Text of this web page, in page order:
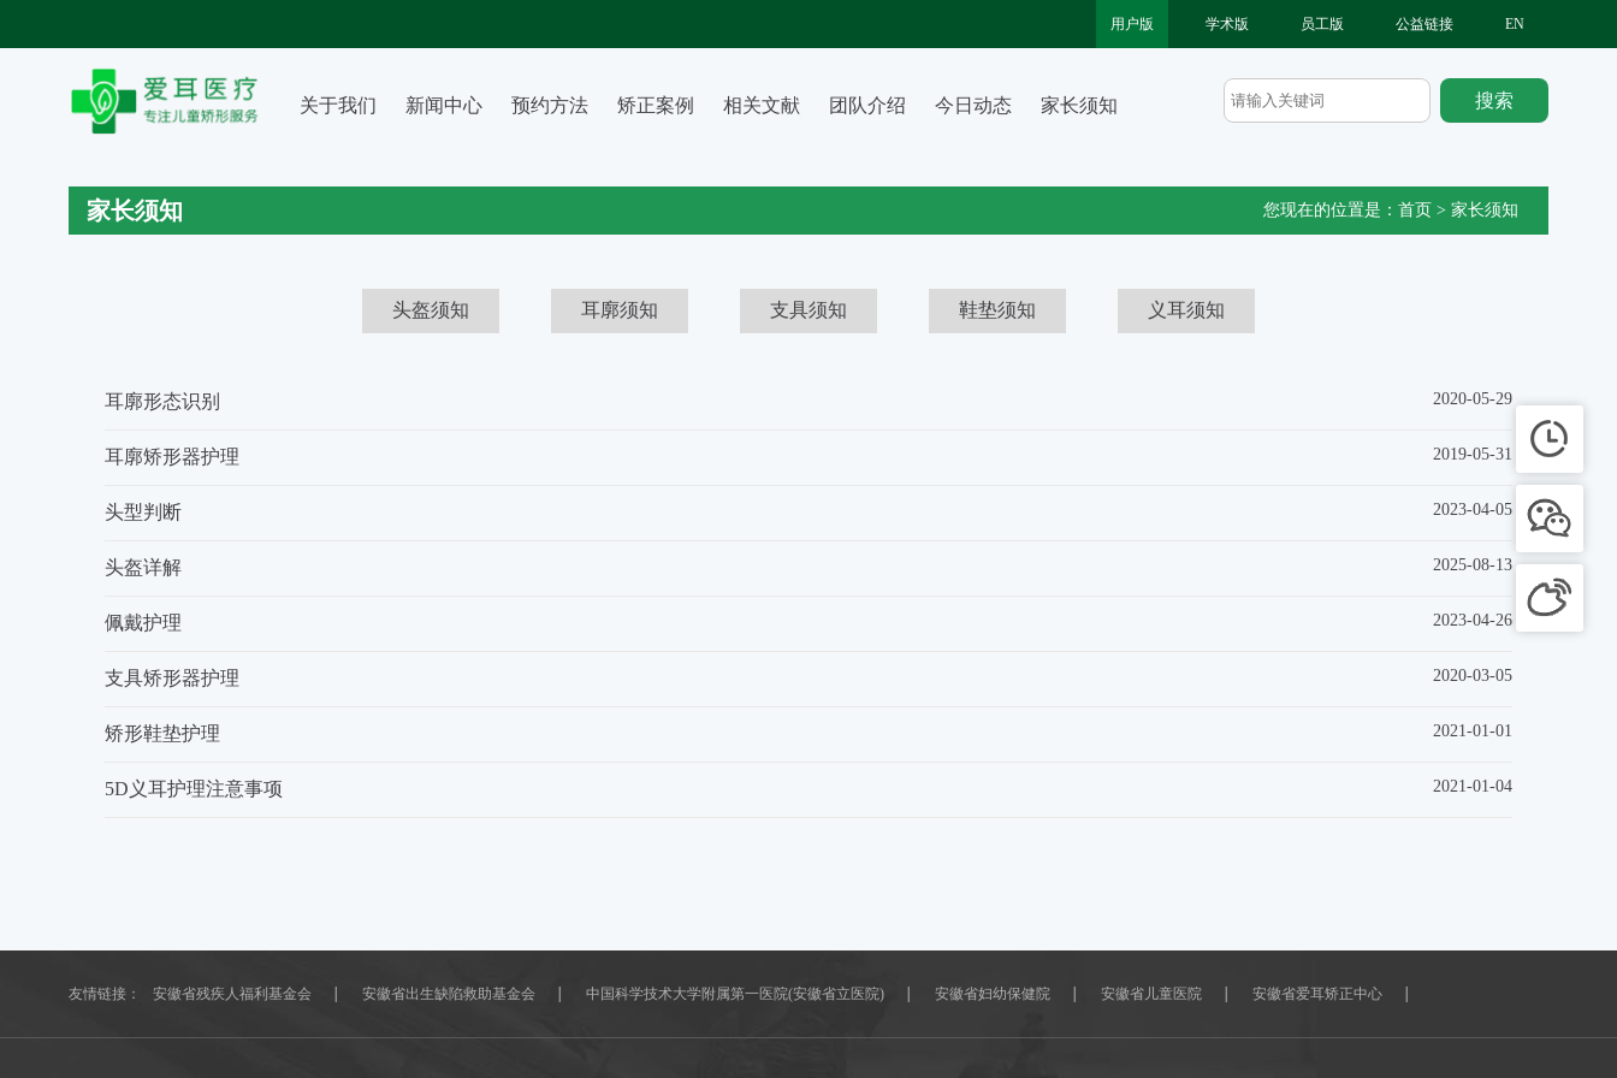
用户版 学术版 员工版 公益链接 EN
关于我们 新闻中心 预约方法 矫正案例 相关文献 团队介绍 今日动态 家长须知
家长须知 您现在的位置是： 首页 > 家长须知
头盔须知 耳廓须知 支具须知 鞋垫须知 义耳须知
耳廓形态识别 2020-05-29
耳廓矫形器护理 2019-05-31
头型判断 2023-04-05
头盔详解 2025-08-13
佩戴护理 2023-04-26
支具矫形器护理 2020-03-05
矫形鞋垫护理 2021-01-01
5D义耳护理注意事项 2021-01-04
友情链接： 安徽省残疾人福利基金会 安徽省出生缺陷救助基金会 中国科学技术大学附属第一医院(安徽省立医院) 安徽省妇幼保健院 安徽省儿童医院 安徽省爱耳矫正中心